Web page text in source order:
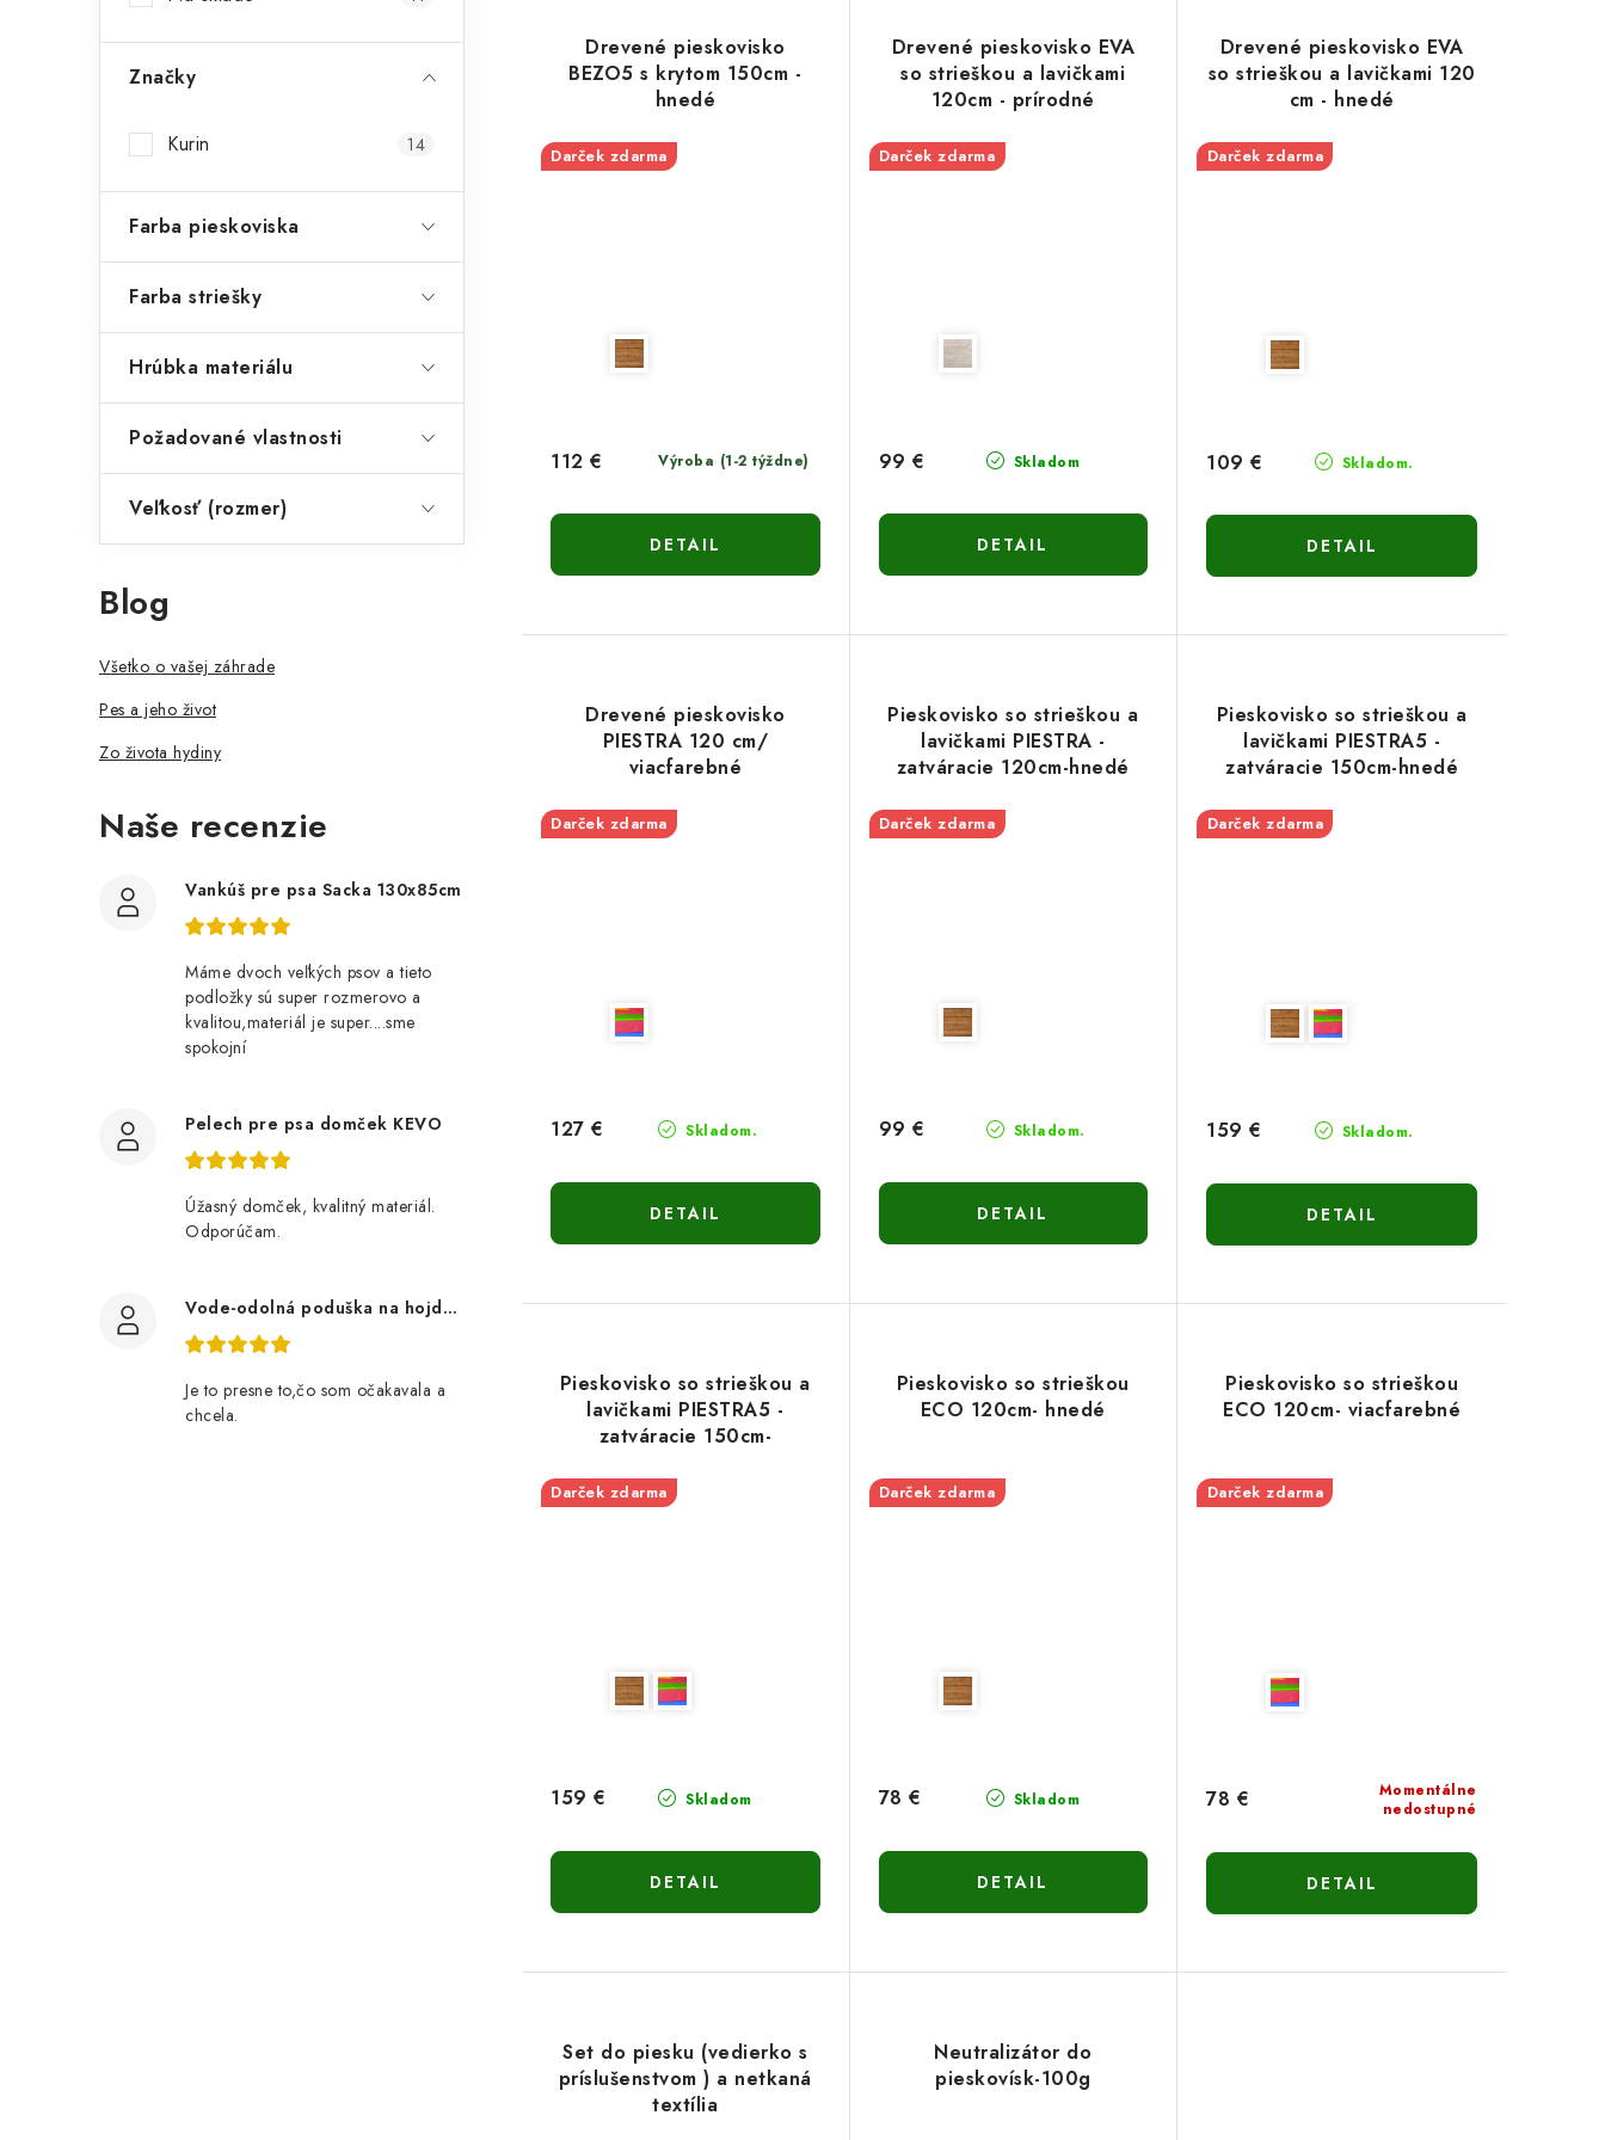
Značky
Kurin 14
Farba pieskoviska
Farba striešky
Hrúbka materiálu
Požadované vlastnosti
Veľkosť (rozmer)
Blog
Všetko o vašej záhrade
Pes a jeho život
Zo života hydiny
Naše recenzie
Vankúš pre psa Sacka 130x85cm
Máme dvoch veľkých psov a tieto
podložky sú super rozmerovo a
kvalitou,materiál je super....sme
spokojní
Pelech pre psa domček KEVO
Úžasný domček, kvalitný materiál.
Odporúčam.
Vode-odolná poduška na hojdačku 180 cm- bordová
Je to presne to,čo som očakavala a
chcela.
Drevené pieskovisko
BEZO5 s krytom 150cm -
hnedé
Darček zdarma
Výroba (1-2 týždne)
112 €
DETAIL
Drevené pieskovisko EVA
so strieškou a lavičkami
120cm - prírodné
Darček zdarma
Skladom
99 €
DETAIL
Drevené pieskovisko EVA
so strieškou a lavičkami 120
cm - hnedé
Darček zdarma
Skladom.
109 €
DETAIL
Drevené pieskovisko
PIESTRA 120 cm/
viacfarebné
Darček zdarma
Skladom.
127 €
DETAIL
Pieskovisko so strieškou a
lavičkami PIESTRA -
zatváracie 120cm-hnedé
Darček zdarma
Skladom.
99 €
DETAIL
Pieskovisko so strieškou a
lavičkami PIESTRA5 -
zatváracie 150cm-hnedé
Darček zdarma
Skladom.
159 €
DETAIL
Pieskovisko so strieškou a
lavičkami PIESTRA5 -
zatváracie 150cm-
Darček zdarma
Skladom
159 €
DETAIL
Pieskovisko so strieškou
ECO 120cm- hnedé
Darček zdarma
Skladom
78 €
DETAIL
Pieskovisko so strieškou
ECO 120cm- viacfarebné
Darček zdarma
Momentálne
nedostupné
78 €
DETAIL
Set do piesku (vedierko s
príslušenstvom ) a netkaná
textília
Neutralizátor do
pieskovísk-100g